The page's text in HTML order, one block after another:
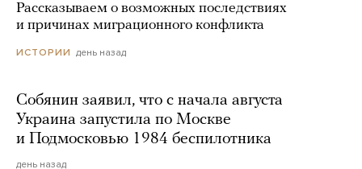
Рассказываем о возможных последствиях
и причинах миграционного конфликта
ИСТОРИИ день назад
Собянин заявил, что с начала августа
Украина запустила по Москве
и Подмосковью 1984 беспилотника
день назад